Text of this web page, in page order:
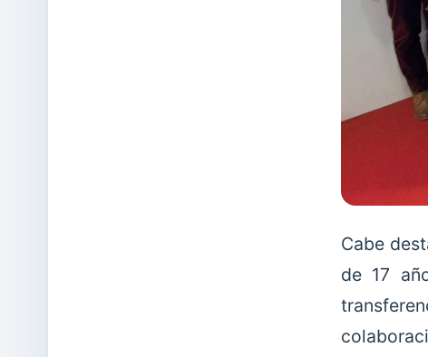
Cabe
de 17